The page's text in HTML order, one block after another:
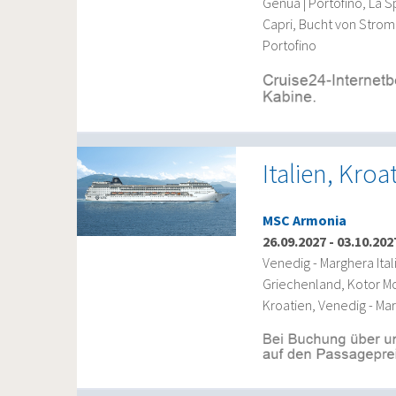
Capri, Bucht von
Portofino
Italien,
MSC Armonia
26.09.2027 -
Venedig - Marghera
Griechenland, Kotor
Kroatien, Venedig -